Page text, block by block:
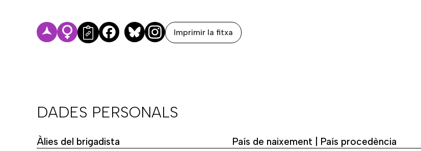
FacebookBluesky Imprimir la fitxa
DADES PERSONALS
Àlies del brigadista País de naixement | País procedència